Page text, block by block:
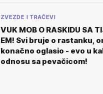
ZVEZDE I TRAČEVI
VUK MOB O RASKIDU SA
EM! Svi bruje o rastanku,
konačno oglasio - evo u
odnosu sa pevačicom!